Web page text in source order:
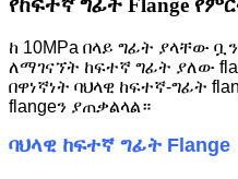
የከፍተኛ ግፊት Flange
ከ 10MPa በላይ ግፊት ያላቸው
ለማገናኘት ከፍተኛ ግፊት ያለው
በዋነኛነት ባህላዊ ከፍተኛ-ግፊት
flangeን ያጠቃልላል።
ባህላዊ ከፍተኛ ግፊት Flange